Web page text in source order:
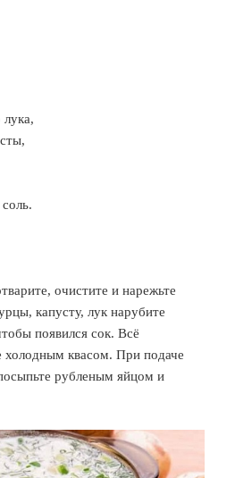
очистите и нарежьте
капусту, лук нарубите
появился сок. Всё
холодным квасом. При подаче
рубленым яйцом и